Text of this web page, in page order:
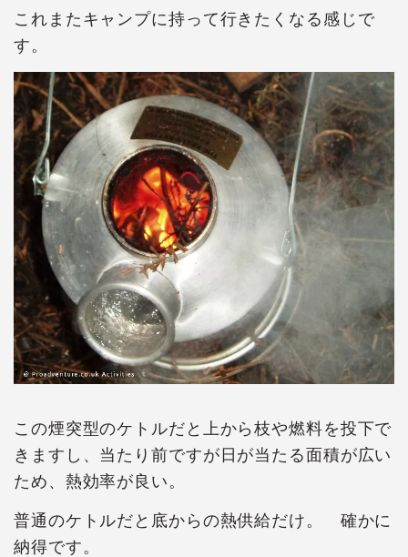
これまたキャンプに持って行きたくなる感じで
す。
この煙突型のケトルだと上から枝や燃料を投下で
きますし、当たり前ですが日が当たる面積が広い
ため、熱効率が良い。
普通のケトルだと底からの熱供給だけ。 確かに
納得です。